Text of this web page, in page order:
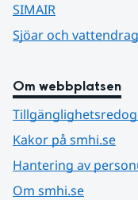
SIMAIR
Sjöar och vattendrag
Om webbplatsen
Kakor på smhi.se
Hantering av
Om smhi.se